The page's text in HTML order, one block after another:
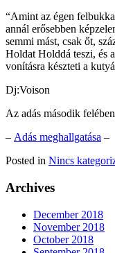
“Amint az égen
annál erősebben
semmi mást, csak őt,
Holdat Holddá teszi, és
vonításra készteti a
Dj:Voison
Az adás második
– Adás meghallgatása –
Posted in Nincs
Archives
December 2018
November 2018
October 2018